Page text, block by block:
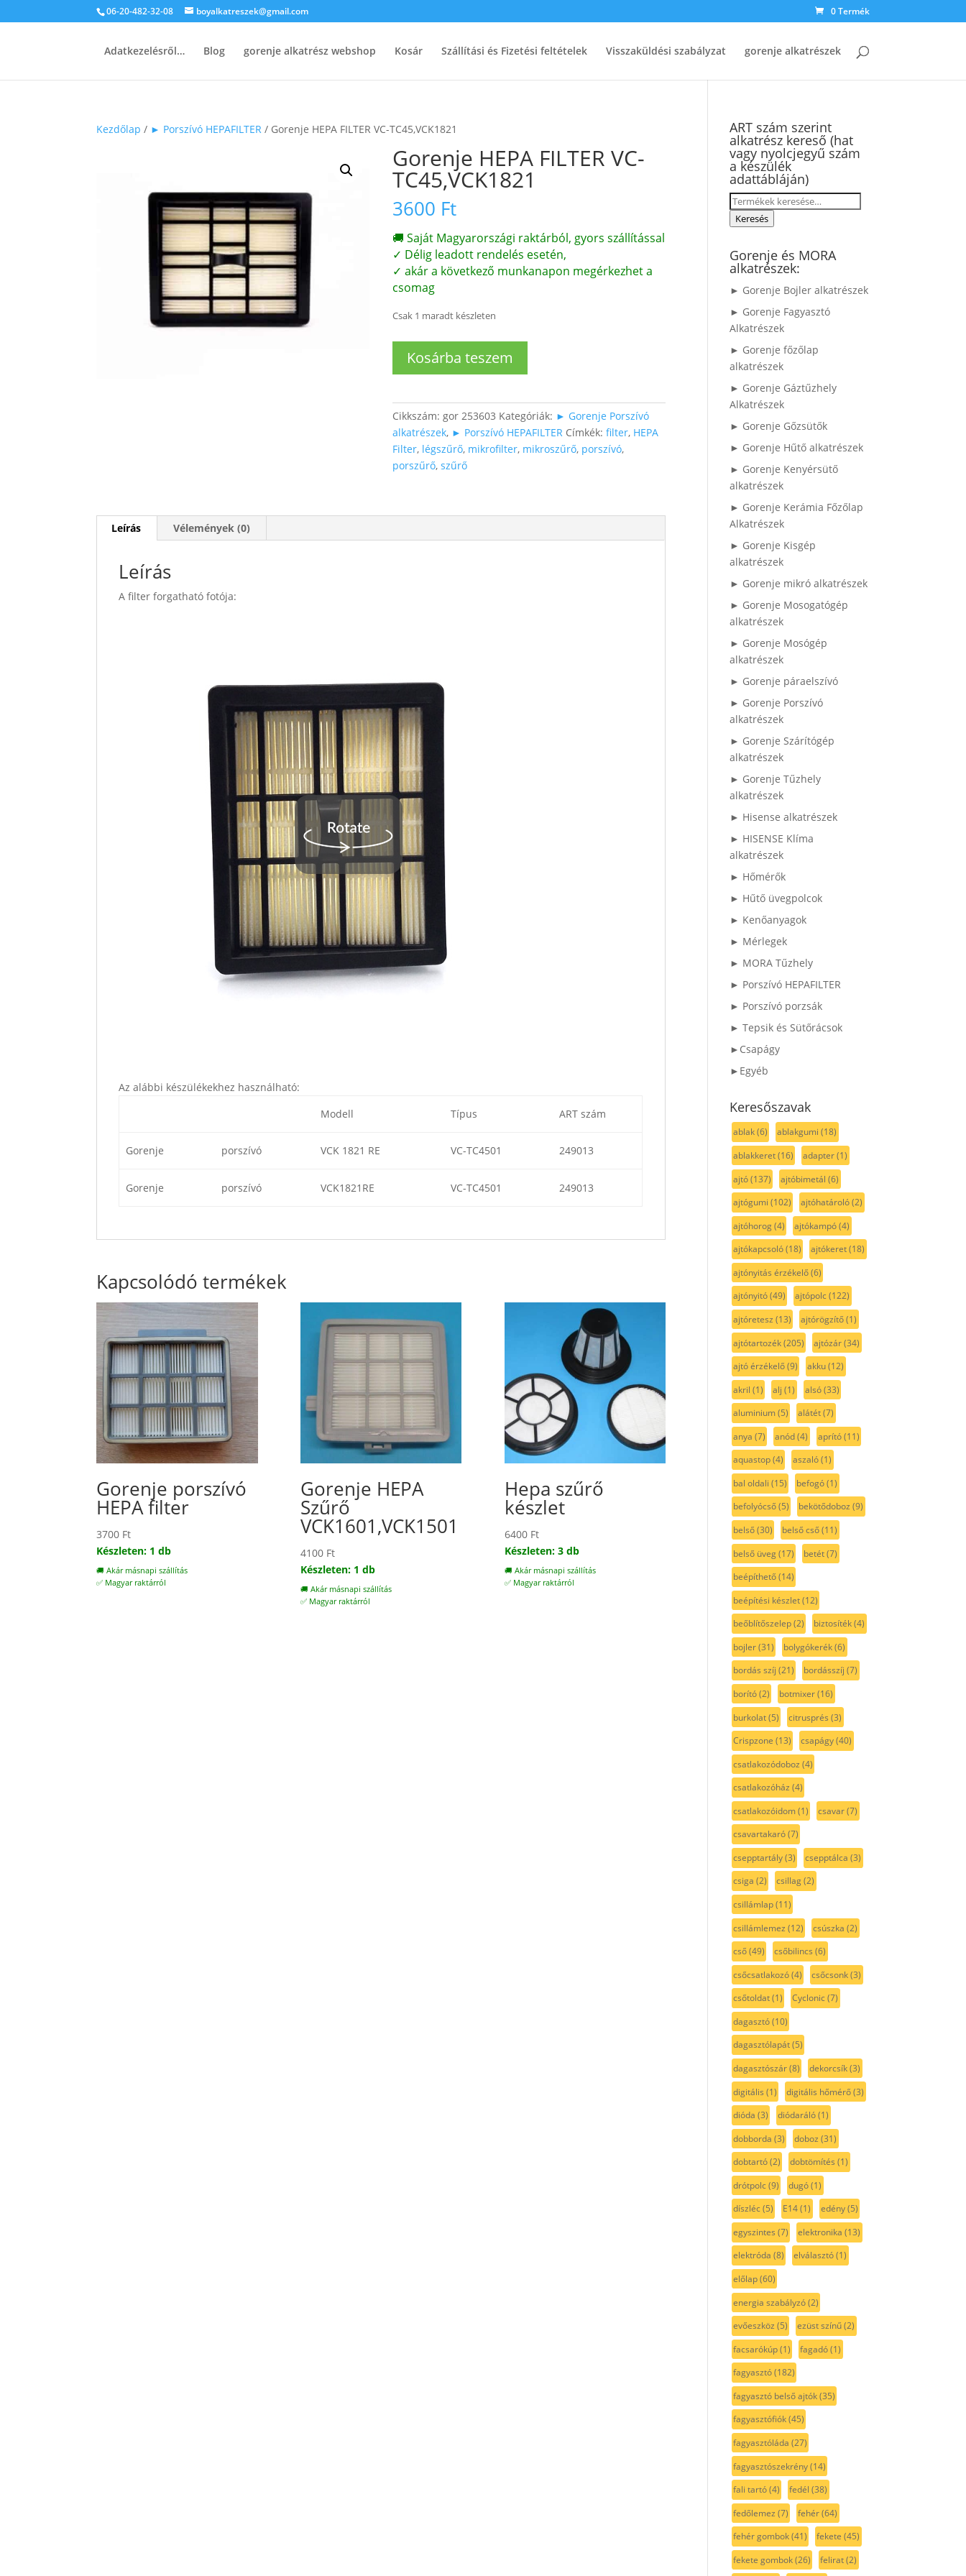
06-20-482-32-08 boyalkatreszek@gmail.com 0 Termék
Adatkezelésről… Blog gorenje alkatrész webshop Kosár Szállítási és Fizetési feltételek Visszaküldési szabályzat gorenje alkatrészek
Kezdőlap / ► Porszívó HEPAFILTER / Gorenje HEPA FILTER VC-TC45,VCK1821
Gorenje HEPA FILTER VC-
TC45,VCK1821
3600 Ft
🚚 Saját Magyarországi raktárból, gyors szállítással
✓ Délig leadott rendelés esetén,
✓ akár a következő munkanapon megérkezhet a
csomag
Csak 1 maradt készleten
HEPA
TC45,VCK1821
mennyiség
Kosárba teszem
Cikkszám:gor 253603 Kategóriák: ► Gorenje Porszívó
alkatrészek, ► Porszívó HEPAFILTER Címkék:filter, HEPA
Filter, légszűrő, mikrofilter, mikroszűrő, porszívó,
porszűrő,szűrő
Leírás Vélemények (0)
Leírás
A filter forgatható fotója:
Az alábbi készülékekhez használható:
Modell
Típus ART szám
Gorenje porszívó VCK 1821 RE VC-TC4501 249013
Gorenje porszívó VCK1821RE VC-TC4501 249013
Kapcsolódó termékek
Gorenje porszívó
HEPA filter
3700 Ft
Készleten: 1 db
🚚 Akár másnapi szállítás
✅ Magyar raktárról
Gorenje HEPA
Szűrő
VCK1601,VCK1501
4100 Ft
Készleten: 1 db
🚚 Akár másnapi szállítás
✅ Magyar raktárról
Hepa szűrő
készlet
6400 Ft
Készleten: 3 db
🚚 Akár másnapi szállítás
✅ Magyar raktárról
ART szám szerint
alkatrész kereső (hat
vagy nyolcjegyű szám
a készülék
adattábláján)
Keresés
a Keresés
Gorenje és MORA
alkatrészek:
► Gorenje Bojler alkatrészek
► Gorenje Fagyasztó
Alkatrészek
► Gorenje főzőlap
alkatrészek
► Gorenje Gáztűzhely
Alkatrészek
► Gorenje Gőzsütők
► Gorenje Hűtő alkatrészek
► Gorenje Kenyérsütő
alkatrészek
► Gorenje Kerámia Főzőlap
Alkatrészek
► Gorenje Kisgép
alkatrészek
► Gorenje mikró alkatrészek
► Gorenje Mosogatógép
alkatrészek
► Gorenje Mosógép
alkatrészek
► Gorenje páraelszívó
► Gorenje Porszívó
alkatrészek
► Gorenje Szárítógép
alkatrészek
► Gorenje Tűzhely
alkatrészek
► Hisense alkatrészek
► HISENSE Klíma
alkatrészek
► Hőmérők
► Hűtő üvegpolcok
► Kenőanyagok
► Mérlegek
► MORA Tűzhely
► Porszívó HEPAFILTER
► Porszívó porzsák
► Tepsik és Sütőrácsok
►Csapágy
►Egyéb
Keresőszavak
ablak(6) ablakgumi (18)
ablakkeret(16) adapter(1)
ajtó(137) ajtóbimetál (6)
ajtógumi (102) ajtóhatároló(2)
ajtóhorog(4) ajtókampó(4)
ajtókapcsoló(18) ajtókeret(18)
ajtónyitás érzékelő(6)
ajtónyitó(49) ajtópolc(122)
ajtóretesz (13) ajtórögzítő(1)
ajtótartozék(205) ajtózár(34)
ajtó érzékelő(9) akku(12)
akril (1) alj (1) alsó(33)
aluminium(5) alátét(7)
anya (7) anód(4) aprító(11)
aquastop(4) aszaló(1)
bal oldali (15) befogó(1)
befolyócső(5) bekötődoboz (9)
belső(30) belső cső(11)
belső üveg(17) betét(7)
beépíthető(14)
beépítési készlet(12)
beőblítőszelep(2) biztosíték(4)
bojler(31) bolygókerék(6)
bordás szíj (21) bordásszíj (7)
borító(2) botmixer(16)
burkolat(5) citrusprés (3)
Crispzone (13) csapágy(40)
csatlakozódoboz (4)
csatlakozóház (4)
csatlakozóidom(1) csavar(7)
csavartakaró(7)
csepptartály(3) csepptálca (3)
csiga (2) csillag(2)
csillámlap(11)
csillámlemez (12) csúszka (2)
cső(49) csőbilincs (6)
csőcsatlakozó(4) csőcsonk(3)
csőtoldat(1) Cyclonic(7)
dagasztó(10)
dagasztólapát(5)
dagasztószár(8) dekorcsík(3)
digitális (1) digitális hőmérő(3)
dióda (3) diódaráló(1)
dobborda (3) doboz (31)
dobtartó(2) dobtömítés (1)
drótpolc(9) dugó(1)
díszléc(5) E14(1) edény(5)
egyszintes (7) elektronika (13)
elektróda (8) elválasztó(1)
előlap(60)
energia szabályzó(2)
evőeszköz (5) ezüst színű(2)
facsarókúp(1) fagadó(1)
fagyasztó(182)
fagyasztó belső ajtók(35)
fagyasztófiók(45)
fagyasztóláda (27)
fagyasztószekrény(14)
fali tartó(4) fedél (38)
fedőlemez (7) fehér(64)
fehér gombok(41) fekete (45)
fekete gombok(26) felirat(2)